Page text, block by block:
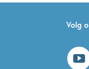
Volg